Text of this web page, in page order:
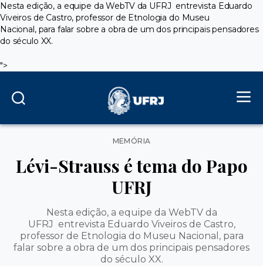
Nesta edição, a equipe da WebTV da UFRJ entrevista Eduardo
Viveiros de Castro, professor de Etnologia do Museu
Nacional, para falar sobre a obra de um dos principais pensadores
do século XX.
">
Categorias
MEMÓRIA
Lévi-Strauss é tema do Papo
UFRJ
Nesta edição, a equipe da WebTV da
UFRJ entrevista Eduardo Viveiros de Castro,
professor de Etnologia do Museu Nacional, para
falar sobre a obra de um dos principais pensadores
do século XX.